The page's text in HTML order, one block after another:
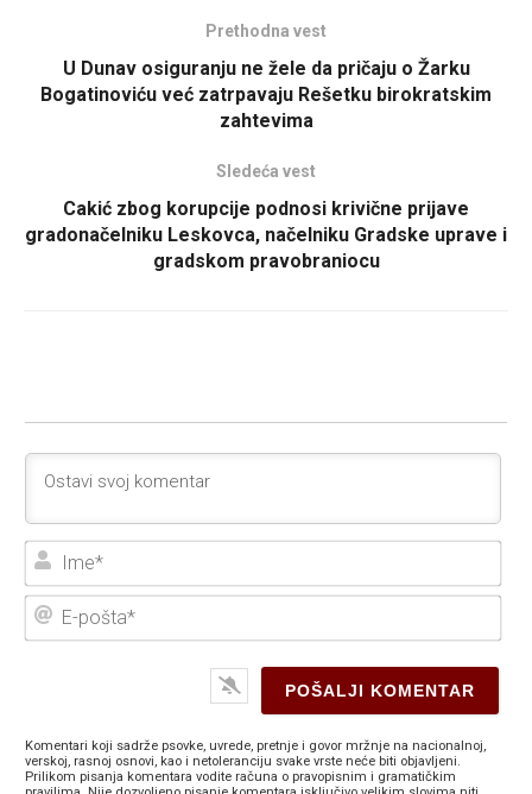
Prethodna vest
U Dunav osiguranju ne žele da pričaju o Žarku
Bogatinoviću već zatrpavaju Rešetku birokratskim
zahtevima
Sledeća vest
Cakić zbog korupcije podnosi krivične prijave
gradonačelniku Leskovca, načelniku Gradske uprave i
gradskom pravobraniocu
E-
Komentari koji sadrže psovke, uvrede, pretnje i govor mržnje na nacionalnoj,
verskoj, rasnoj osnovi, kao i netoleranciju svake vrste neće biti objavljeni.
Prilikom pisanja komentara vodite računa o pravopisnim i gramatičkim